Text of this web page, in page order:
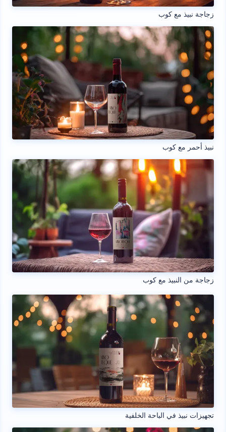
زجاجة نبيذ مع كوب
نبيذ أحمر مع كوب
زجاجة من النبيذ مع كوب
تجهيزات نبيذ في الباحة الخلفية